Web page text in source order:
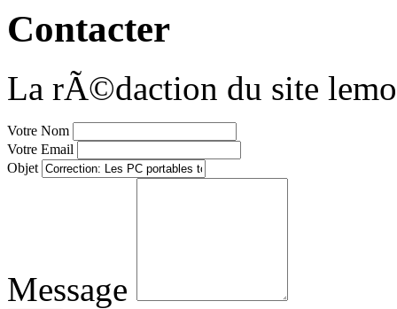
Contacter
La rÃ©daction du site
Votre Nom
Votre Email
Objet
Message